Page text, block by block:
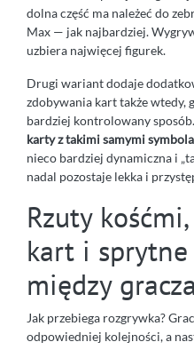
dolna część ma należeć do
Max — jak najbardziej.
uzbiera najwięcej figurek.
Drugi wariant dodaje
zdobywania kart także wtedy,
bardziej kontrolowany
karty z takimi samymi
nieco bardziej dynamiczna i
nadal pozostaje lekka i
Rzuty
kart i
między
Jak przebiega rozgrywka?
odpowiedniej kolejności, a